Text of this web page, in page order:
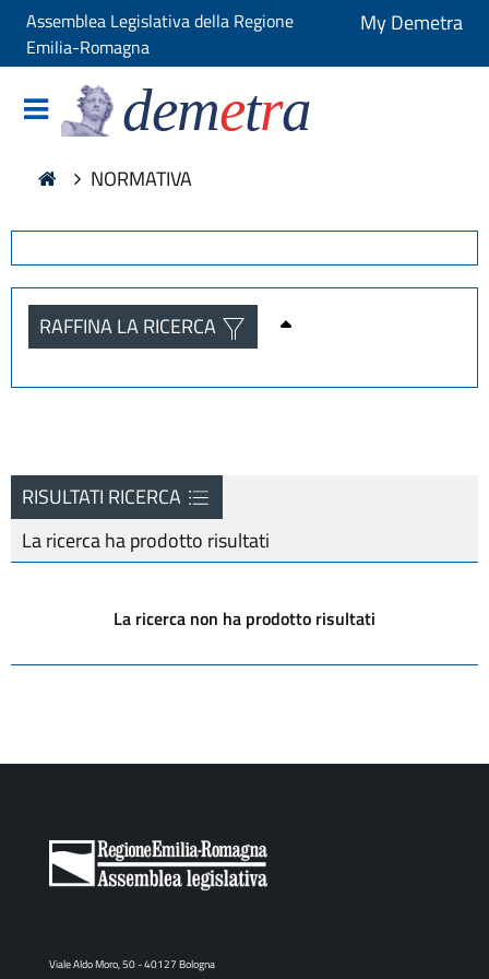
Assemblea Legislativa della Regione
Emilia-Romagna
My Demetra
demetra
NORMATIVA
RAFFINA LA RICERCA
RISULTATI RICERCA
La ricerca ha prodotto risultati
La ricerca non ha prodotto risultati
Viale Aldo Moro, 50 - 40127 Bologna